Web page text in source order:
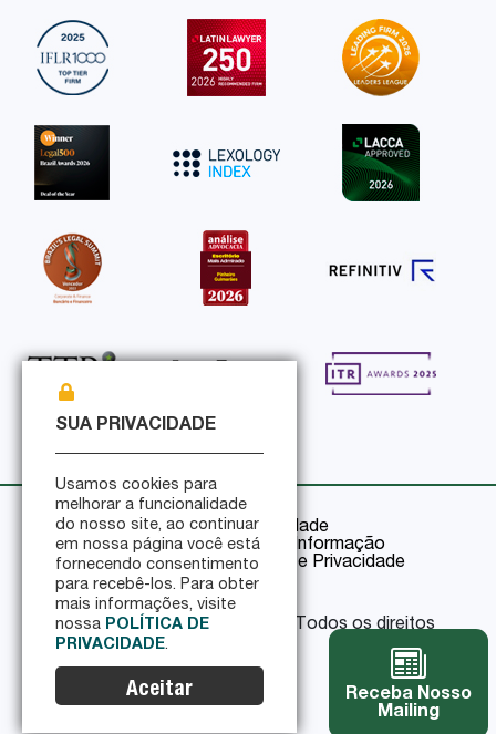
Política de Privacidade
Política de Segurança da Informação
Certificações de Segurança e Privacidade
© 2026 Pinheiro Guimarães - Todos os direitos
Receba Nosso
Mailing
SUA PRIVACIDADE
Usamos cookies para
melhorar a funcionalidade
do nosso site, ao continuar
em nossa página você está
fornecendo consentimento
para recebê-los. Para obter
mais informações, visite
nossa POLÍTICA DE
PRIVACIDADE.
Aceitar